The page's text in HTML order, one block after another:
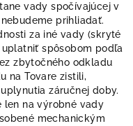
vady spočívajúcej v
prihliadať.
za iné vady (skryté
spôsobom podľa
zbytočného odkladu
na Tovare zistili,
záručnej doby.
len na výrobné vady
mechanickým